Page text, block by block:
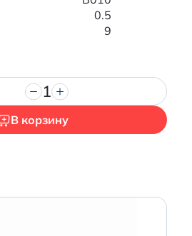
0.5
9
1
В корзину